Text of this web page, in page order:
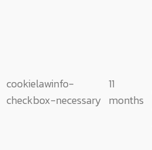
cookielawinfo-
checkbox-necessary
11
months